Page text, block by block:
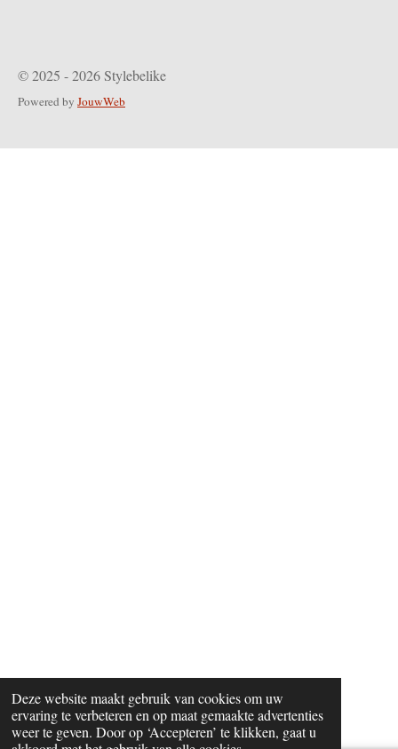
Deze website maakt gebruik van cookies om uw
ervaring te verbeteren en op maat gemaakte advertenties
weer te geven. Door op ‘Accepteren’ te klikken, gaat u
© 2025 - 2026 Stylebelike
Powered by JouwWeb